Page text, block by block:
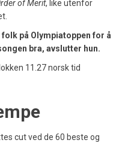
of Merit, like utenfor
på Olympiatoppen for å
bra, avslutter hun.
11.27 norsk tid
cut ved de 60 beste og